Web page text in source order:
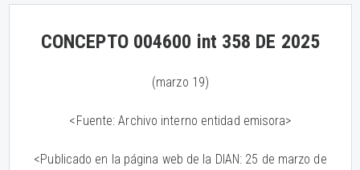
CONCEPTO 004600 int 358 DE 2025
(marzo 19)
<Fuente: Archivo interno entidad emisora>
<Publicado en la página web de la DIAN: 25 de marzo de